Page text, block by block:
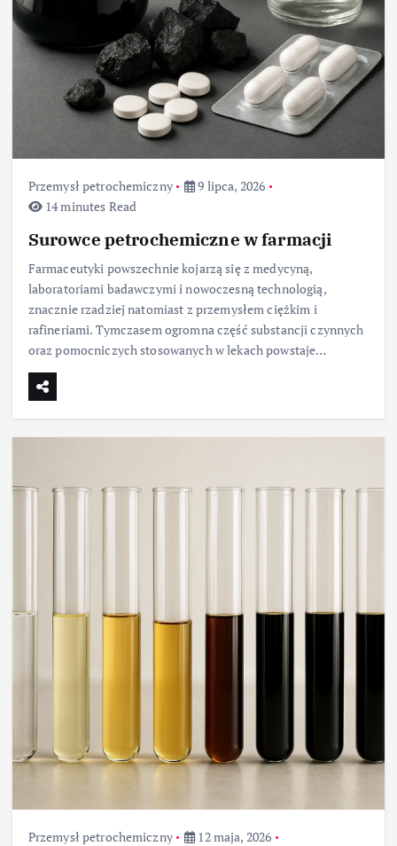
Przemysł petrochemiczny
9 lipca, 2026
14 minutes Read
Surowce petrochemiczne w farmacji
Farmaceutyki powszechnie kojarzą się z medycyną,
laboratoriami badawczymi i nowoczesną technologią,
znacznie rzadziej natomiast z przemysłem ciężkim i
rafineriami. Tymczasem ogromna część substancji czynnych
oraz pomocniczych stosowanych w lekach powstaje…
Przemysł petrochemiczny
12 maja, 2026